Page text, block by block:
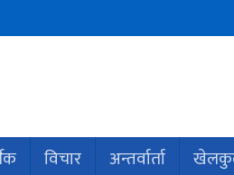
विचार अन्तर्वार्ता